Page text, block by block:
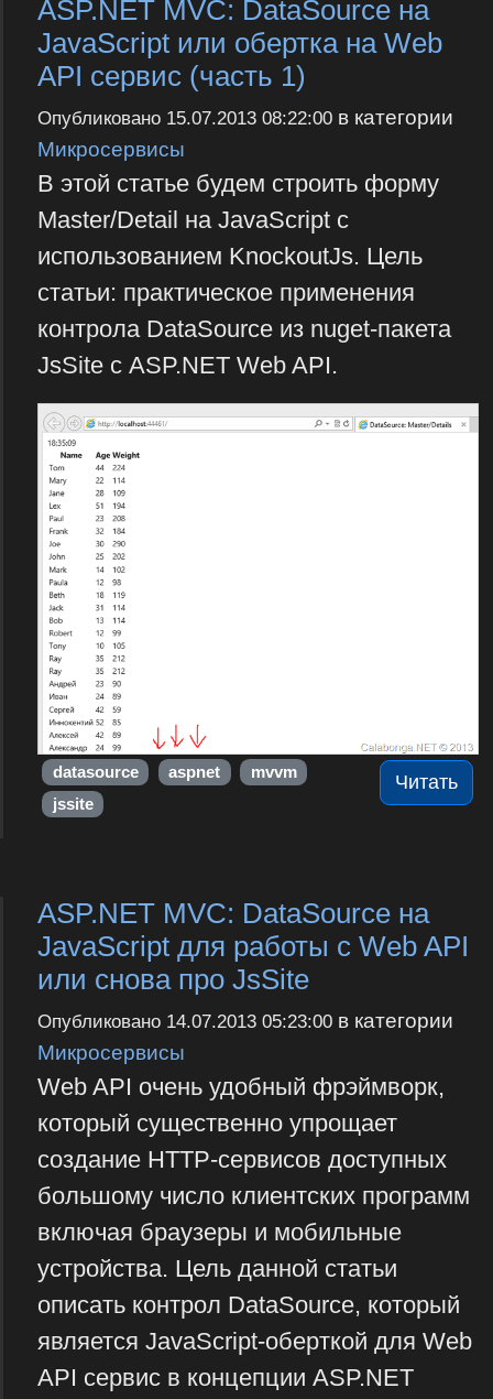
ASP.NET MVC: DataSource на
JavaScript или обертка на Web
API сервис (часть 1)
Опубликовано 15.07.2013 08:22:00в категории
Микросервисы
В этой статье будем строить форму
Master/Detail на JavaScript с
использованием KnockoutJs. Цель
статьи: практическое применения
контрола DataSource из nuget-пакета
JsSite с ASP.NET Web API.
Читать
datasource aspnet
mvvm
jssite
ASP.NET MVC: DataSource на
JavaScript для работы с Web API
или снова про JsSite
Опубликовано 14.07.2013 05:23:00в категории
Микросервисы
Web API очень удобный фрэймворк,
который существенно упрощает
создание HTTP-сервисов доступных
большому число клиентских программ
включая браузеры и мобильные
устройства. Цель данной статьи
описать контрол DataSource, который
является JavaScript-оберткой для Web
API сервис в концепции ASP.NET